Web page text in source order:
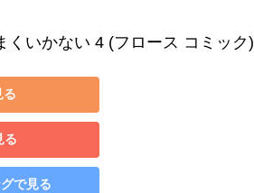
くいかない 4 (フロース コミック)
る
る
で見る